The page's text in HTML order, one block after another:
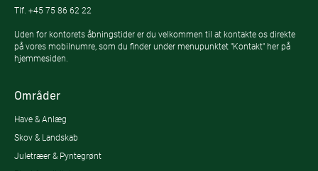
Tlf. +45 75 86 62 22
Uden for kontorets åbningstider er du velkommen til at kontakte os direkte
på vores mobilnumre, som du finder under menupunktet "Kontakt" her på
hjemmesiden.
Områder
Have & Anlæg
Skov & Landskab
Juletræer & Pyntegrønt